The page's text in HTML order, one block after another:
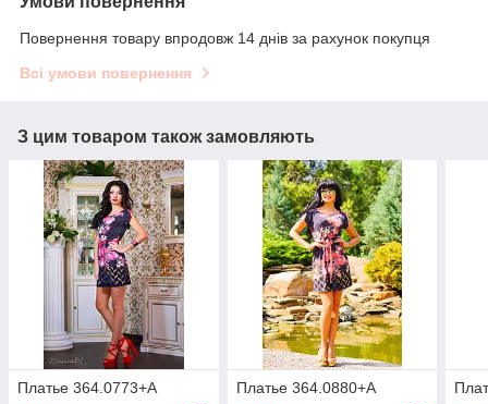
Повернення товару впродовж 14 днів за рахунок покупця
Всі умови повернення
З цим товаром також замовляють
Платье 364.0773+А Платье 364.0880+А